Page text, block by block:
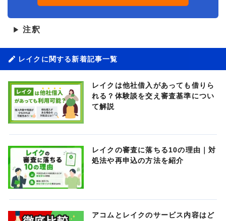
▶ 注釈
レイクに関する新着記事一覧
レイクは他社借入があっても借りら
れる？体験談を交え審査基準につい
て解説
レイクの審査に落ちる10の理由｜対
処法や再申込の方法を紹介
アコムとレイクのサービス内容はど